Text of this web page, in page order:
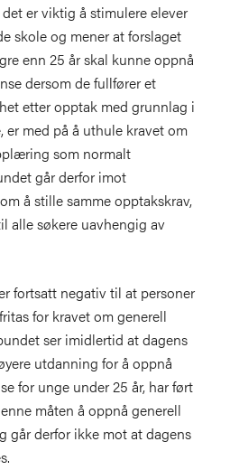
er viktig å stimulere elever
skole og mener at forslaget
enn 25 år skal kunne oppnå
dersom de fullfører et
etter opptak med grunnlag i
er med på å uthule kravet om
som normalt
går derfor imot
å stille samme opptakskrav,
alle søkere uavhengig av
fortsatt negativ til at personer
for kravet om generell
ser imidlertid at dagens
utdanning for å oppnå
for unge under 25 år, har ført
måten å oppnå generell
går derfor ikke mot at dagens